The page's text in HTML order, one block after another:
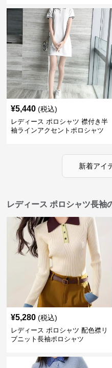
¥5,440 (税込)
レディース ポロシャツ 襟付き半
袖ラインアクセントポロシャツ
新着アイ
レディース ポロシャツ長袖
¥5,280 (税込)
レディース ポロシャツ 配色襟リ
ブニット長袖ポロシャツ